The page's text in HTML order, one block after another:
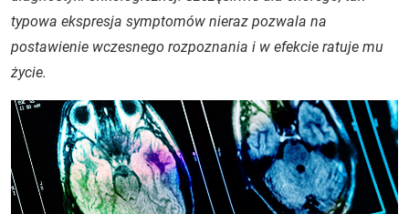
typowa ekspresja symptomów nieraz pozwala na
postawienie wczesnego rozpoznania i w efekcie ratuje mu
życie.